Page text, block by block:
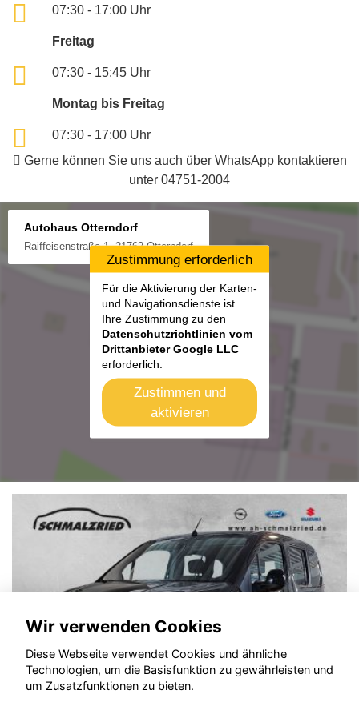
07:30 - 17:00 Uhr
Freitag
07:30 - 15:45 Uhr
Montag bis Freitag
07:30 - 17:00 Uhr
Gerne können Sie uns auch über WhatsApp kontaktieren
unter 04751-2004
Autohaus Otterndorf
Raiffeisenstraße 1, 21762 Otterndorf
Zustimmung erforderlich
Für die Aktivierung der Karten-
und Navigationsdienste ist
Ihre Zustimmung zu den
Datenschutzrichtlinien vom
Drittanbieter Google LLC
erforderlich.
Zustimmen und
aktivieren
Wir verwenden Cookies
Diese Webseite verwendet Cookies und ähnliche
Technologien, um die Basisfunktion zu gewährleisten und
um Zusatzfunktionen zu bieten.